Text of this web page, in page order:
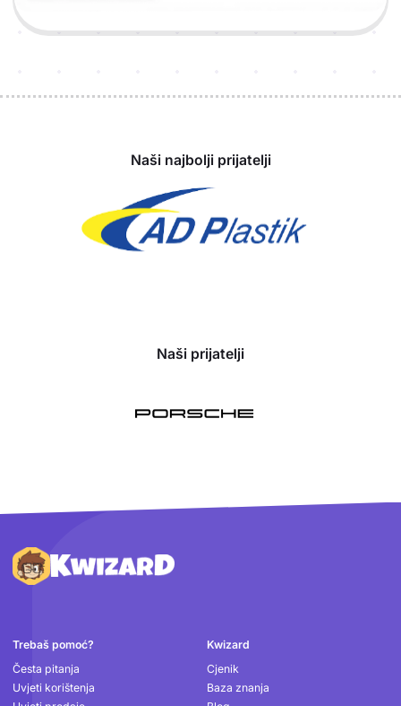
Naši najbolji prijatelji
Naši prijatelji
Podnožje
Trebaš pomoć?
Česta pitanja
Uvjeti korištenja
Kwizard
Cjenik
Baza znanja